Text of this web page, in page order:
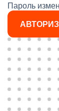
Пароль